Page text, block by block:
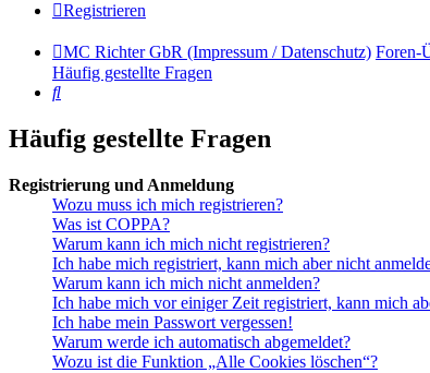
Registrieren
MC Richter GbR (Impressum / Datenschutz) Foren-
Häufig gestellte Fragen
Suche
Häufig gestellte Fragen
Registrierung und Anmeldung
Wozu muss ich mich registrieren?
Was ist COPPA?
Warum kann ich mich nicht registrieren?
Ich habe mich registriert, kann mich aber nicht
Warum kann ich mich nicht anmelden?
Ich habe mich vor einiger Zeit registriert, kann mich
Ich habe mein Passwort vergessen!
Warum werde ich automatisch abgemeldet?
Wozu ist die Funktion „Alle Cookies löschen“?